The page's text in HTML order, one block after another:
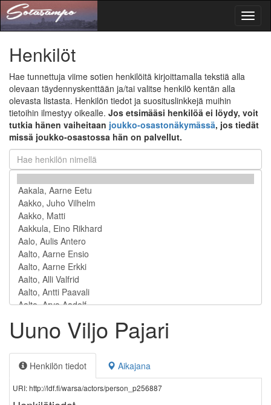
Henkilöt
Hae tunnettuja viime sotien henkilöitä kirjoittamalla tekstiä alla
olevaan täydennyskenttään ja/tai valitse henkilö kentän alla
olevasta listasta. Henkilön tiedot ja suosituslinkkejä muihin
tietoihin ilmestyy oikealle. Jos etsimääsi henkilöä ei löydy, voit
tutkia hänen vaiheitaan joukko-osastonäkymässä, jos tiedät
missä joukko-osastossa hän on palvellut.
Uuno Viljo Pajari
Henkilön tiedot Aikajana
URI: http://ldf.fi/warsa/actors/person_p256887